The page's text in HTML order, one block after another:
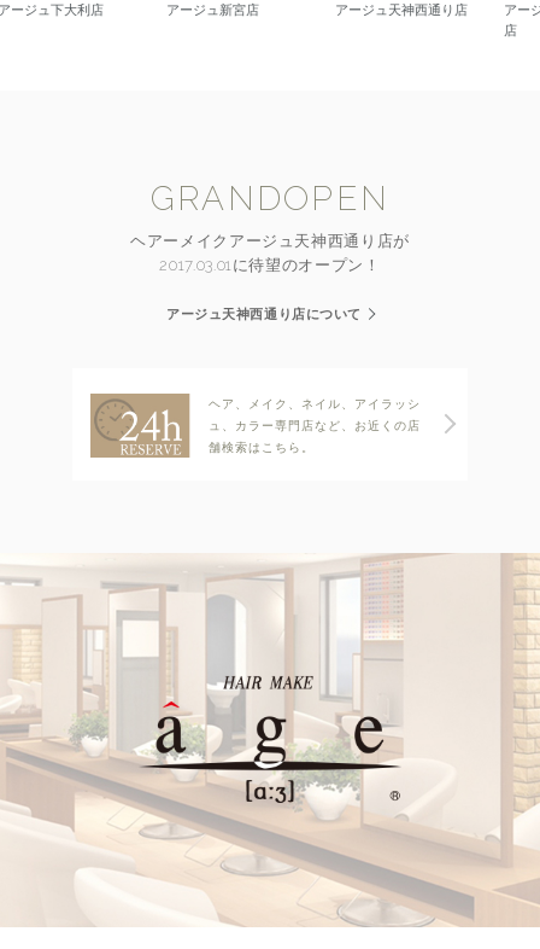
大利店 アージュ新宮店 アージュ天神西通り店
アージュ久留
GRANDOPEN
ヘアーメイクアージュ天神西通り店が
2017.03.01に待望のオープン！
アージュ天神西通り店について
ヘア、メイク、ネイル、アイラッシ
ュ、カラー専門店など、お近くの店
舗検索はこちら。